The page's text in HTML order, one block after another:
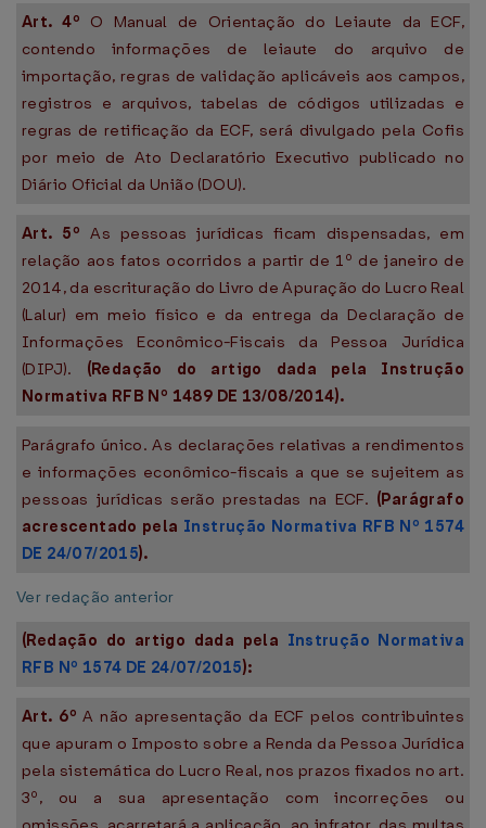
Art. 4º O Manual de Orientação do Leiaute da ECF,
contendo informações de leiaute do arquivo de
importação, regras de validação aplicáveis aos campos,
registros e arquivos, tabelas de códigos utilizadas e
regras de retificação da ECF, será divulgado pela Cofis
por meio de Ato Declaratório Executivo publicado no
Diário Oficial da União (DOU).
Art. 5ºAs pessoas jurídicas ficam dispensadas, em
relação aos fatos ocorridos a partir de 1º de janeiro de
2014, da escrituração do Livro de Apuração do Lucro Real
(Lalur) em meio físico e da entrega da Declaração de
Informações Econômico-Fiscais da Pessoa Jurídica
(DIPJ). (Redação do artigo dada pela Instrução
Normativa RFB Nº 1489 DE 13/08/2014).
Parágrafo único. As declarações relativas a rendimentos
e informações econômico-fiscais a que se sujeitem as
pessoas jurídicas serão prestadas na ECF. (Parágrafo
acrescentado pela Instrução Normativa RFB Nº 1574
DE 24/07/2015).
Ver redação anterior
(Redação do artigo dada pela Instrução Normativa
RFB Nº 1574 DE 24/07/2015):
Art. 6º A não apresentação da ECF pelos contribuintes
que apuram o Imposto sobre a Renda da Pessoa Jurídica
pela sistemática do Lucro Real, nos prazos fixados no art.
3º, ou a sua apresentação com incorreções ou